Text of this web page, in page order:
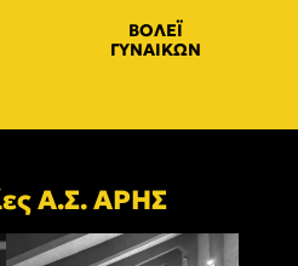
ΒΟΛΕΪ
ΓΥΝΑΙΚΩΝ
Α.Σ. ΑΡΗΣ